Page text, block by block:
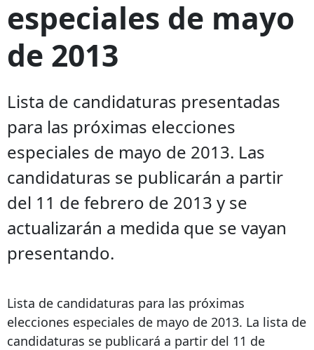
especiales de mayo
de 2013
Lista de candidaturas presentadas
para las próximas elecciones
especiales de mayo de 2013. Las
candidaturas se publicarán a partir
del 11 de febrero de 2013 y se
actualizarán a medida que se vayan
presentando.
Lista de candidaturas para las próximas
elecciones especiales de mayo de 2013. La lista de
candidaturas se publicará a partir del 11 de